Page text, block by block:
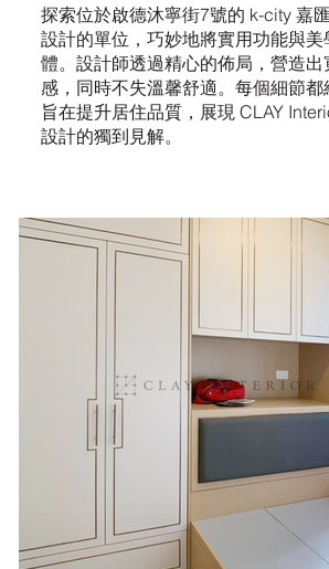
探索位於啟德沐寧街7號的 k-city 嘉
設計的單位，巧妙地將實用功能與美
體。設計師透過精心的佈局，營造
感，同時不失溫馨舒適。每個細節都
旨在提升居住品質，展現 CLAY
設計的獨到見解。